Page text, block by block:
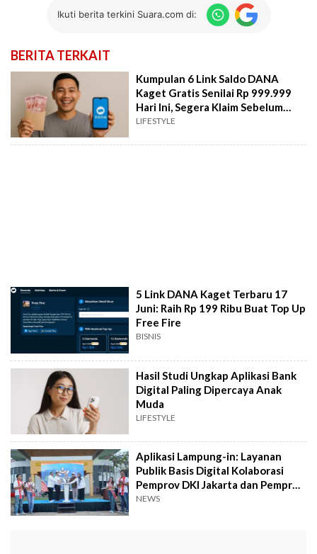
Ikuti berita terkini Suara.com di:
BERITA TERKAIT
Kumpulan 6 Link Saldo DANA
Kaget Gratis Senilai Rp 999.999
Hari Ini, Segera Klaim Sebelum
Hangus!
LIFESTYLE
5 Link DANA Kaget Terbaru 17
Juni: Raih Rp 199 Ribu Buat Top Up
Free Fire
BISNIS
Hasil Studi Ungkap Aplikasi Bank
Digital Paling Dipercaya Anak
Muda
LIFESTYLE
Aplikasi Lampung-in: Layanan
Publik Basis Digital Kolaborasi
Pemprov DKI Jakarta dan Pemprov
Lampung
NEWS